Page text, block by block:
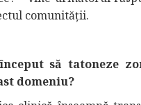
comunităţii.
să tatoneze
domeniu?